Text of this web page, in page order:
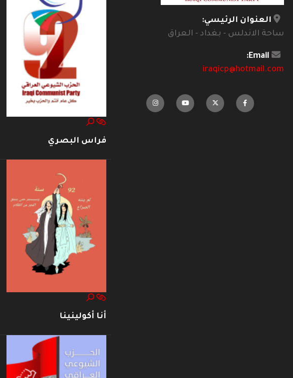
العنوان الرئيسي:
ساحة الاندلس - بغداد - العراق
Email:
iraqicp@hotmail.com
فراس البصري
أنا أكولينينا